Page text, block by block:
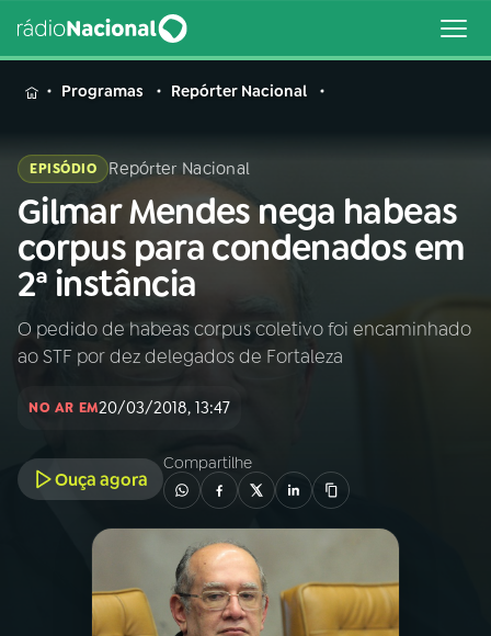
MENU
Buscar
na
Rádio
Nacional
Buscar
AO VIVO
INÍCIO
A RÁDIO
PROGRAMAÇÃO
PROGRAMAS
Programas Repórter Nacional
EPISÓDIO Repórter Nacional
Gilmar Mendes nega habeas
corpus para condenados em
2ª instância
O pedido de habeas corpus coletivo foi encaminhado
ao STF por dez delegados de Fortaleza
NO AR EM20/03/2018, 13:47
Ouça agora
Compartilhe